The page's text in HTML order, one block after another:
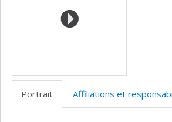
Portrait Affiliations et